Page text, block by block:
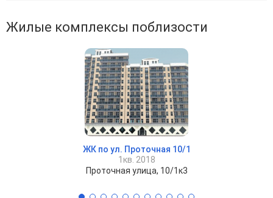
Жилые комплексы поблизости
ЖК по ул. Проточная 10/1
1кв. 2018
Проточная улица, 10/1к3